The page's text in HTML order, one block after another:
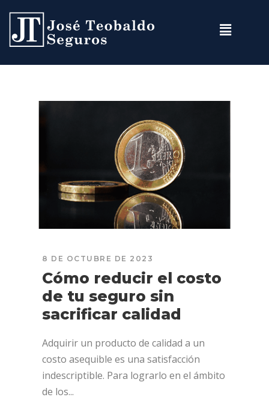
8 DE OCTUBRE DE 2023
Cómo reducir el costo
de tu seguro sin
sacrificar calidad
Adquirir un producto de calidad a un
costo asequible es una satisfacción
indescriptible. Para lograrlo en el ámbito
de los...